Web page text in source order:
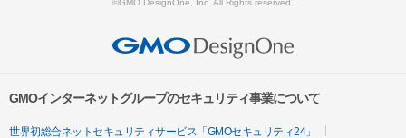
©GMO DesignOne, Inc. All Rights reserved.
GMOインターネットグループのセキュリティ事業について
世界初総合ネットセキュリティサービス「GMOセキュリティ24」